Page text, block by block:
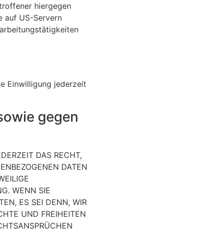
hiergegen
auf US-Servern
Einwilligung jederzeit
gegen
DAS RECHT,
DATEN
WENN SIE
ES SEI DENN, WIR
UND FREIHEITEN